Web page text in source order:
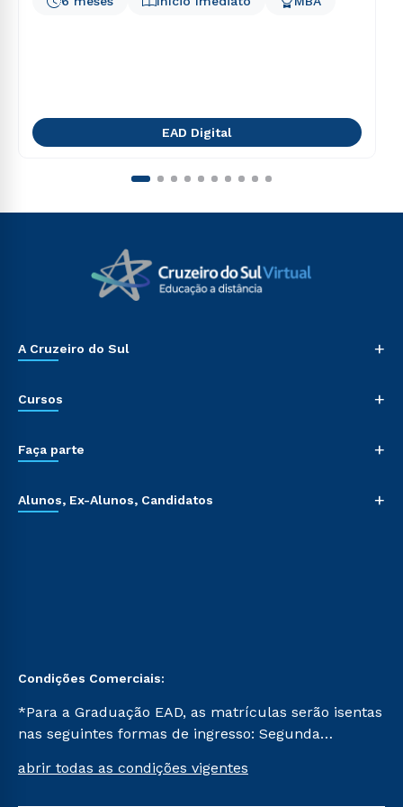
EAD Digital
A Cruzeiro do Sul +
Cursos +
Faça parte +
Alunos, Ex-Alunos, Candidatos +
Condições Comerciais:
*Para a Graduação EAD, as matrículas serão isentas
nas seguintes formas de ingresso: Segunda
Já para as demais, a taxa de matrícula será de R$
abrir todas as condições vigentes